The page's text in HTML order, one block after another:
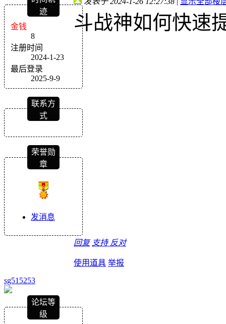
迹
金钱
8
注册时间
2024-1-23
最后登录
2025-9-9
联系方
式
荣誉勋
章
发消息
斗战神如何快速
回复 支持 反对
使用道具 举报
sg515253
论坛等
级